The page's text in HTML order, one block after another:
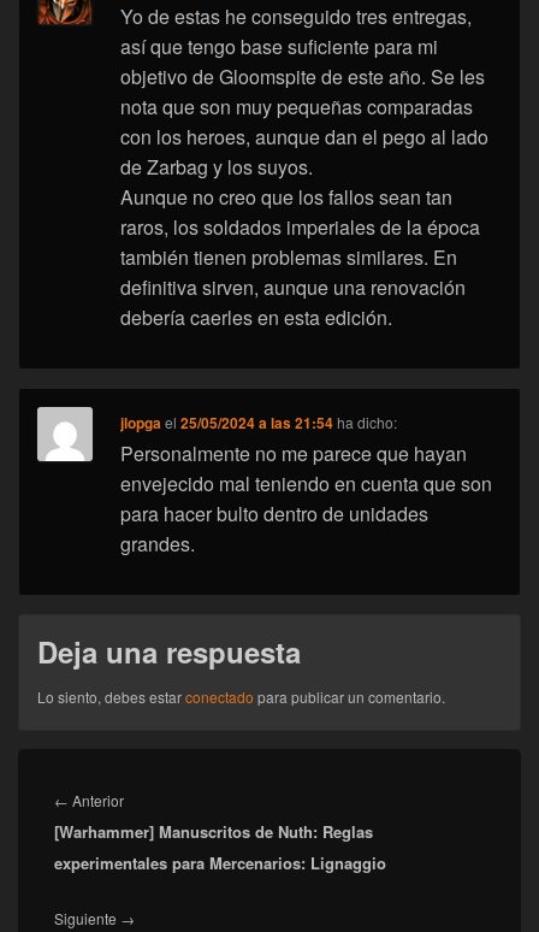
Yo de estas he conseguido tres entregas,
así que tengo base suficiente para mi
objetivo de Gloomspite de este año. Se les
nota que son muy pequeñas comparadas
con los heroes, aunque dan el pego al lado
de Zarbag y los suyos.
Aunque no creo que los fallos sean tan
raros, los soldados imperiales de la época
también tienen problemas similares. En
definitiva sirven, aunque una renovación
debería caerles en esta edición.
jlopgael25/05/2024 a las 21:54 ha dicho:
Personalmente no me parece que hayan
envejecido mal teniendo en cuenta que son
para hacer bulto dentro de unidades
grandes.
Deja una respuesta
Lo siento, debes estarconectado para publicar un comentario.
de
entradas
← AnteriorEntrada
anterior:
[Warhammer] Manuscritos de Nuth: Reglas
experimentales para Mercenarios: Lignaggio
Siguiente →